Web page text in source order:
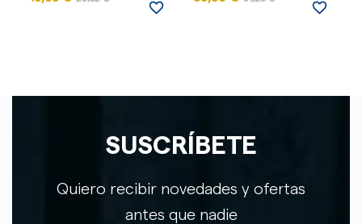
favorite_border favorite_border
SUSCRÍBETE
Quiero recibir novedades y ofertas
antes que nadie